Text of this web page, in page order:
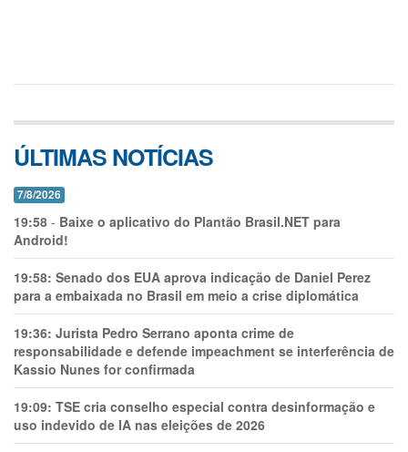
ÚLTIMAS NOTÍCIAS
7/8/2026
19:58 - Baixe o aplicativo do Plantão Brasil.NET para
Android!
19:58: Senado dos EUA aprova indicação de Daniel Perez
para a embaixada no Brasil em meio a crise diplomática
19:36: Jurista Pedro Serrano aponta crime de
responsabilidade e defende impeachment se interferência de
Kassio Nunes for confirmada
19:09: TSE cria conselho especial contra desinformação e
uso indevido de IA nas eleições de 2026